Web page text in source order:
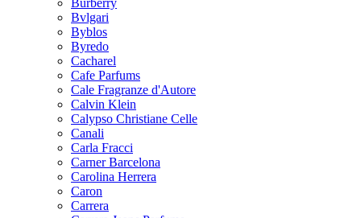
Burberry
Bvlgari
Byblos
Byredo
Cacharel
Cafe Parfums
Cale Fragranze d'Autore
Calvin Klein
Calypso Christiane Celle
Canali
Carla Fracci
Carner Barcelona
Carolina Herrera
Caron
Carrera